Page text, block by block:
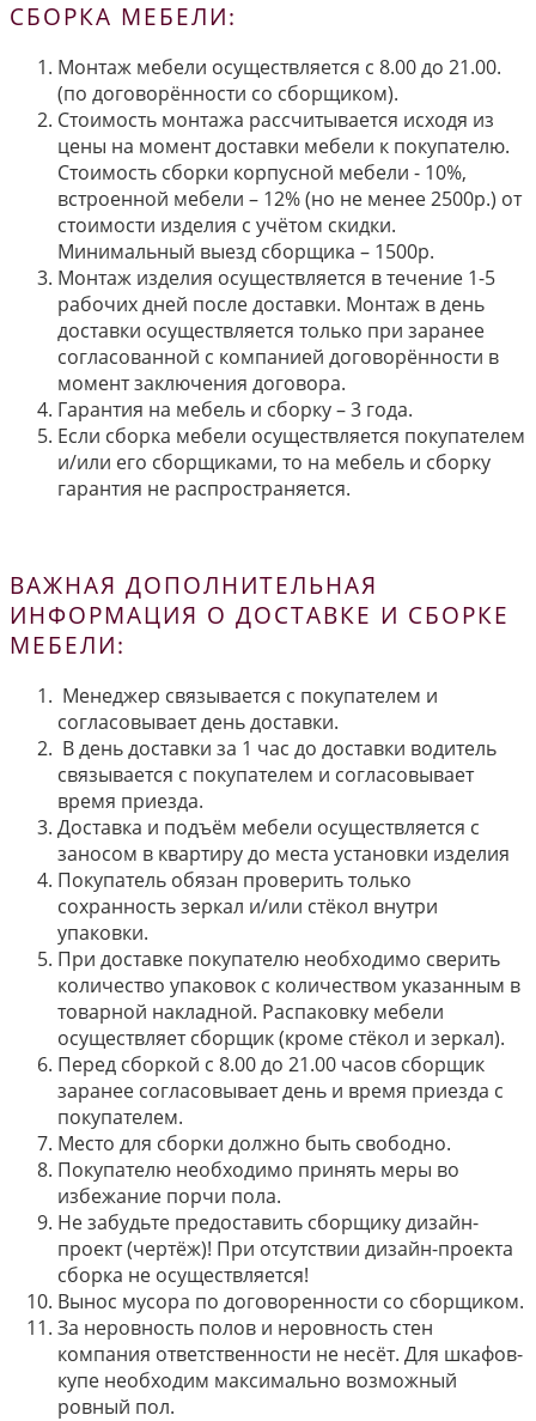
СБОРКА МЕБЕЛИ:
Монтаж мебели осуществляется с 8.00 до 21.00.
(по договорённости со сборщиком).
Стоимость монтажа рассчитывается исходя из
цены на момент доставки мебели к покупателю.
Стоимость сборки корпусной мебели - 10%,
встроенной мебели – 12% (но не менее 2500р.) от
стоимости изделия с учётом скидки.
Минимальный выезд сборщика – 1500р.
Монтаж изделия осуществляется в течение 1-5
рабочих дней после доставки. Монтаж в день
доставки осуществляется только при заранее
согласованной с компанией договорённости в
момент заключения договора.
Гарантия на мебель и сборку – 3 года.
Если сборка мебели осуществляется покупателем
и/или его сборщиками, то на мебель и сборку
гарантия не распространяется.
ВАЖНАЯ ДОПОЛНИТЕЛЬНАЯ
ИНФОРМАЦИЯ О ДОСТАВКЕ И СБОРКЕ
МЕБЕЛИ:
Менеджер связывается с покупателем и
согласовывает день доставки.
В день доставки за 1 час до доставки водитель
связывается с покупателем и согласовывает
время приезда.
Доставка и подъём мебели осуществляется с
заносом в квартиру до места установки изделия
Покупатель обязан проверить только
сохранность зеркал и/или стёкол внутри
упаковки.
При доставке покупателю необходимо сверить
количество упаковок с количеством указанным в
товарной накладной. Распаковку мебели
осуществляет сборщик (кроме стёкол и зеркал).
Перед сборкой с 8.00 до 21.00 часов сборщик
заранее согласовывает день и время приезда с
покупателем.
Место для сборки должно быть свободно.
Покупателю необходимо принять меры во
избежание порчи пола.
Не забудьте предоставить сборщику дизайн-
проект (чертёж)! При отсутствии дизайн-проекта
сборка не осуществляется!
Вынос мусора по договоренности со сборщиком.
За неровность полов и неровность стен
компания ответственности не несёт. Для шкафов-
купе необходим максимально возможный
ровный пол.